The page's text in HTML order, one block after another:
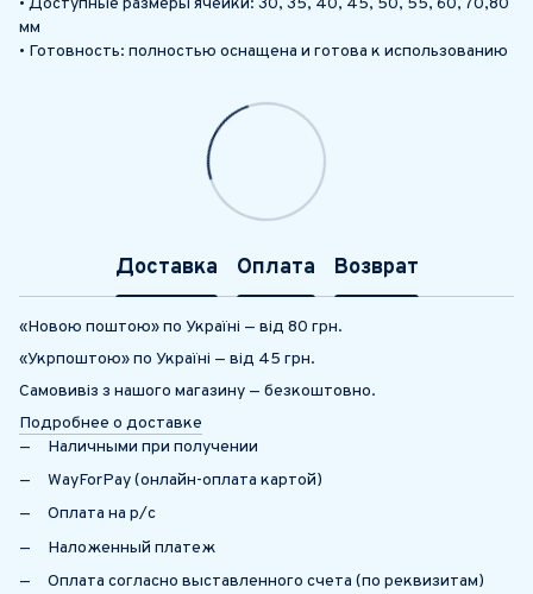
мм
• Готовность: полностью оснащена и готова к использованию
Доставка Оплата Возврат
«Новою поштою» по Україні — від 80 грн.
«Укрпоштою» по Україні — від 45 грн.
Самовивіз з нашого магазину — безкоштовно.
Подробнее о доставке
Наличными при получении
WayForPay (онлайн-оплата картой)
Оплата на р/с
Наложенный платеж
Оплата согласно выставленного счета (по реквизитам)